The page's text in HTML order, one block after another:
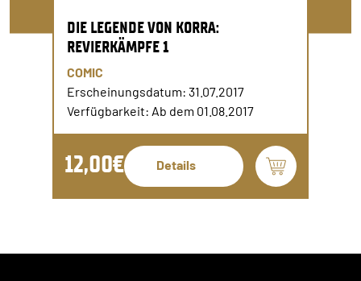
DIE LEGENDE VON KORRA:
REVIERKÄMPFE 1
COMIC
Erscheinungsdatum: 31.07.2017
Verfügbarkeit: Ab dem 01.08.2017
12,00€ Details